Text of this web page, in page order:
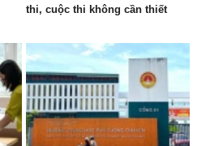
thi, cuộc thi không cần thiết